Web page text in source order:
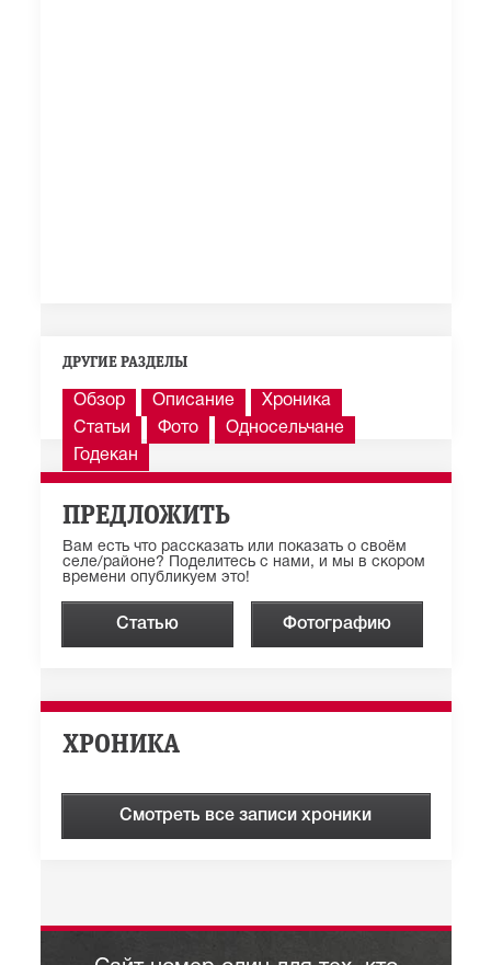
ДРУГИЕ РАЗДЕЛЫ
Обзор Описание
Хроника
Статьи
Фото
Односельчане
Годекан
ПРЕДЛОЖИТЬ
Вам есть что рассказать или показать о своём
селе/районе? Поделитесь с нами, и мы в скором
времени опубликуем это!
Статью Фотографию
ХРОНИКА
Смотреть все записи хроники